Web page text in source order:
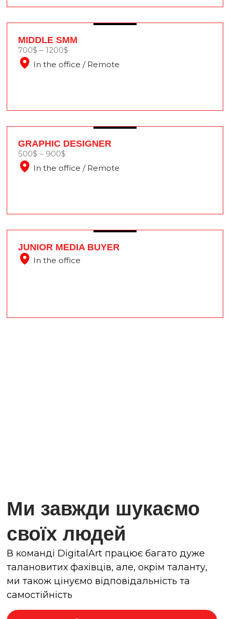
MIDDLE SMM
700$ – 1200$
In the office / Remote
GRAPHIC DESIGNER
500$ – 900$
In the office / Remote
JUNIOR MEDIA BUYER
In the office
Ми завжди шукаємо
своїх людей
В команді DigitalArt працює багато дуже
талановитих фахівців, але, окрім таланту,
ми також цінуємо відповідальність та
самостійність